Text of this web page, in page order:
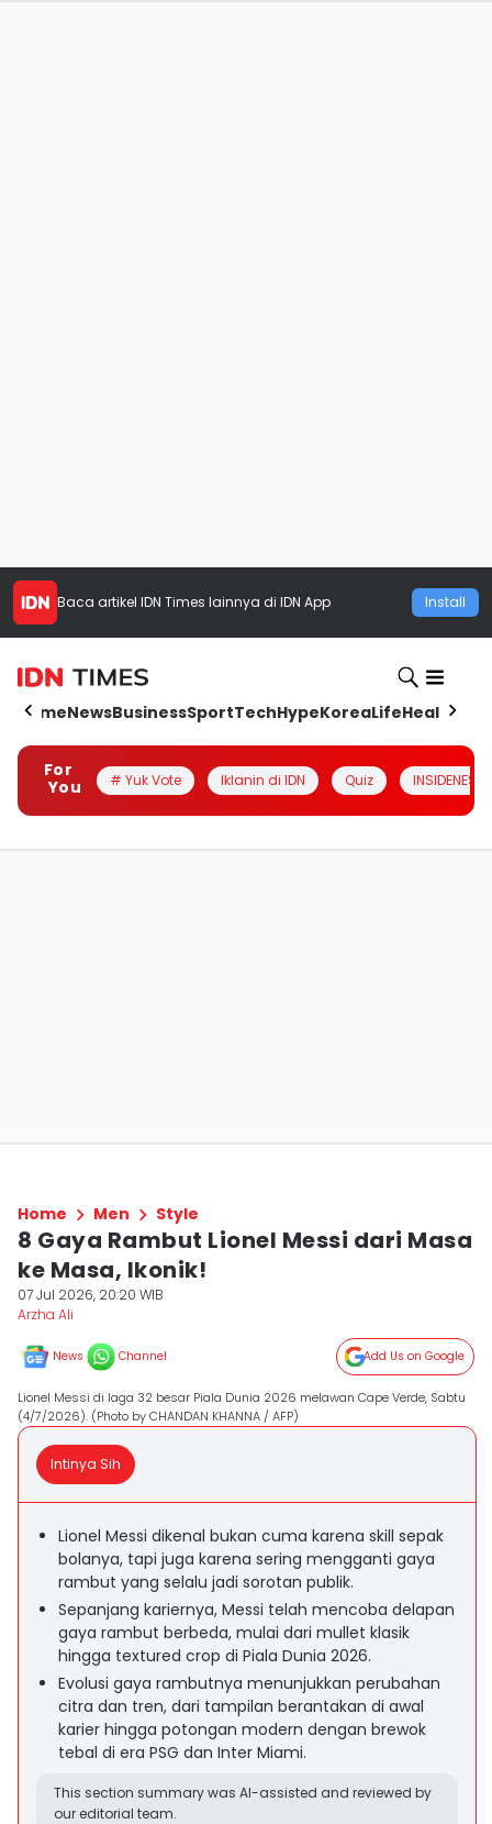
Baca artikel IDN Times lainnya di IDN App Install
HomeNewsBusinessSportTechHypeKoreaLifeHealth
For
You
# Yuk Vote Iklanin di IDN Quiz INSIDENESIA
Home Men Style
8 Gaya Rambut Lionel Messi dari Masa
ke Masa, Ikonik!
07 Jul 2026, 20:20 WIB
Arzha Ali
News Channel Add Us on Google
Lionel Messi di laga 32 besar Piala Dunia 2026 melawan Cape Verde, Sabtu
(4/7/2026). (Photo by CHANDAN KHANNA / AFP)
Intinya Sih
Lionel Messi dikenal bukan cuma karena skill sepak
bolanya, tapi juga karena sering mengganti gaya
rambut yang selalu jadi sorotan publik.
Sepanjang kariernya, Messi telah mencoba delapan
gaya rambut berbeda, mulai dari mullet klasik
hingga textured crop di Piala Dunia 2026.
Evolusi gaya rambutnya menunjukkan perubahan
citra dan tren, dari tampilan berantakan di awal
karier hingga potongan modern dengan brewok
tebal di era PSG dan Inter Miami.
This section summary was AI-assisted and reviewed by
our editorial team.